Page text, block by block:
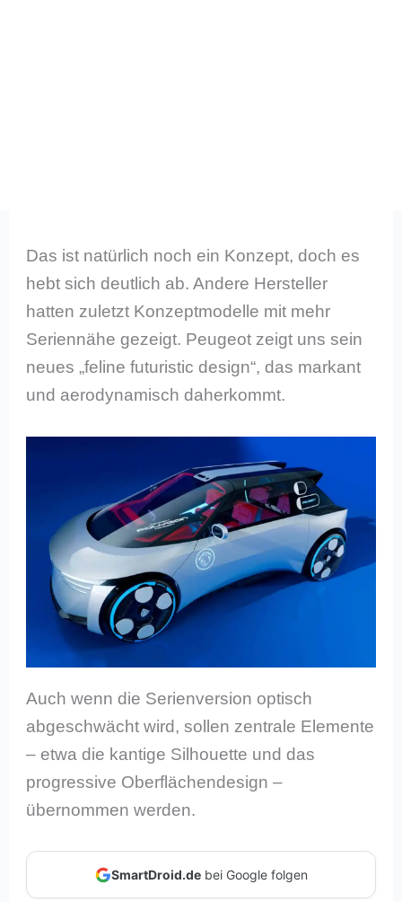
Das ist natürlich noch ein Konzept, doch es
hebt sich deutlich ab. Andere Hersteller
hatten zuletzt Konzeptmodelle mit mehr
Seriennähe gezeigt. Peugeot zeigt uns sein
neues „feline futuristic design“, das markant
und aerodynamisch daherkommt.
Auch wenn die Serienversion optisch
abgeschwächt wird, sollen zentrale Elemente
– etwa die kantige Silhouette und das
progressive Oberflächendesign –
übernommen werden.
SmartDroid.debei Google folgen